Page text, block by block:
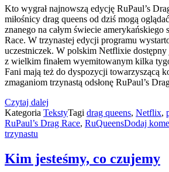
Kto wygrał najnowszą edycję RuPaul’s
miłośnicy drag queens od dziś mogą
znanego na całym świecie amerykańskiego
Race. W trzynastej edycji programu
uczestniczek. W polskim Netflixie dostępny
z wielkim finałem wyemitowanym kilka
Fani mają też do dyspozycji towarzyszącą
zmaganiom trzynastą odsłonę RuPaul’s
Czytaj dalej
Kategoria TekstyTagi drag queens, Netflix,
RuPaul’s Drag Race, RuQueensDodaj
trzynastu
Kim jesteśmy, co czujemy